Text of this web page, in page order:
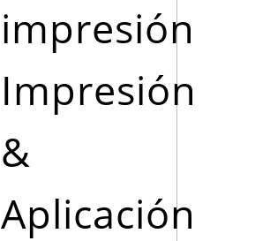
impresión
Impresión
&
Aplicación